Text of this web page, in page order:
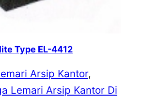
Type EL-4412
Arsip Kantor
Lemari Arsip Kantor Di